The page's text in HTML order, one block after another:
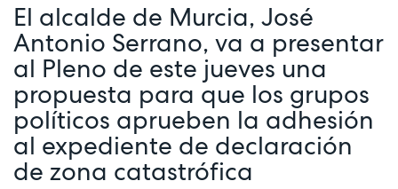
El alcalde de Murcia, José
Antonio Serrano, va a presentar
al Pleno de este jueves una
propuesta para que los grupos
políticos aprueben la adhesión
al expediente de declaración
de zona catastrófica